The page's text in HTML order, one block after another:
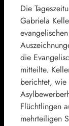
Die
Gabriela
die
mitteilte.
berichtet, wie
Flüchtlingen
mehrteiligen